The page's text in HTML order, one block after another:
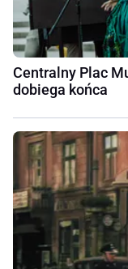
Centralny Plac
dobiega końca